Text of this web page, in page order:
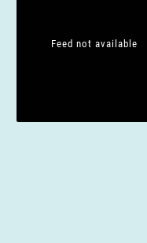
Feed not available